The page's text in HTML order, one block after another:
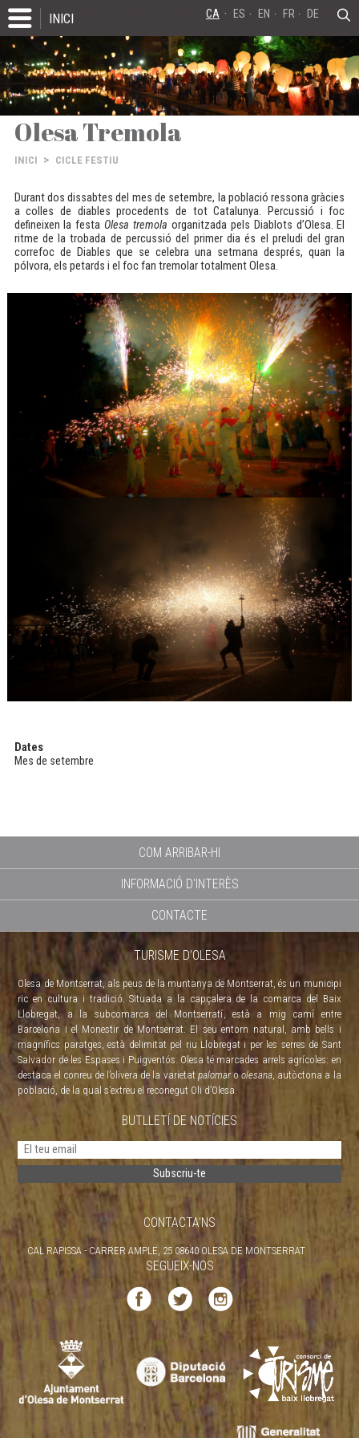
INICI CA ES EN FR DE
Olesa Tremola
INICI > CICLE FESTIU
Durant dos dissabtes del mes de setembre, la població ressona gràcies
a colles de diables procedents de tot Catalunya. Percussió i foc
defineixen la festaOlesa tremola organitzada pels Diablots d’Olesa. El
ritme de la trobada de percussió del primer dia és el preludi del gran
correfoc de Diables que se celebra una setmana després, quan la
pólvora, els petards i el foc fan tremolar totalment Olesa.
Dates
Mes de setembre
COM ARRIBAR-HI
INFORMACIÓ D'INTERÈS
CONTACTE
TURISME D’OLESA
Olesa de Montserrat, als peus de la muntanya de Montserrat, és un municipi
ric en cultura i tradició. Situada a la capçalera de la comarca del Baix
Llobregat, a la subcomarca del Montserratí, està a mig camí entre
Barcelona i el Monestir de Montserrat. El seu entorn natural, amb bells i
magnífics paratges, està delimitat pel riu Llobregat i per les serres de Sant
Salvador de les Espases i Puigventós. Olesa té marcades arrels agrícoles: en
destaca el conreu de l’olivera de la varietat palomaroolesana , autòctona a la
població, de la qual s’extreu el reconegut Oli d’Olesa.
BUTLLETÍ DE NOTÍCIES
CONTACTA'NS
CAL RAPISSA - CARRER AMPLE, 25 08640 OLESA DE MONTSERRAT
SEGUEIX-NOS